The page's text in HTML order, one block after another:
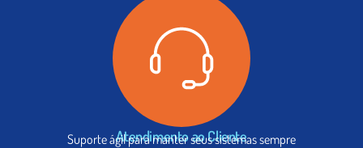
Atendimento ao Cliente
Suporte ágil para manter seus sistemas sempre